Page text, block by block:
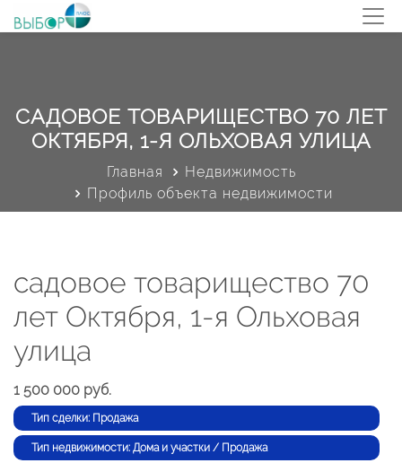
САДОВОЕ ТОВАРИЩЕСТВО 70 ЛЕТ
ОКТЯБРЯ, 1-Я ОЛЬХОВАЯ УЛИЦА
Главная
Недвижимость
Профиль объекта недвижимости
садовое товарищество 70
лет Октября, 1-я Ольховая
улица
1 500 000 руб.
Тип сделки: Продажа
Тип недвижимости: Дома и участки / Продажа